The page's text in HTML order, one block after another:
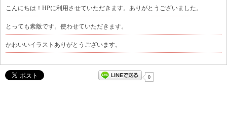
こんにちは！HPに利用させていただきます。ありがとうございました。
とっても素敵です。使わせていただきます。
かわいいイラストありがとうございます。
0